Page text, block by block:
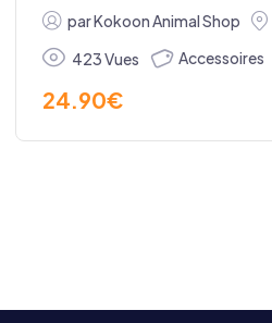
parKokoon Animal Shop
423 Vues
Accessoires
24.90€